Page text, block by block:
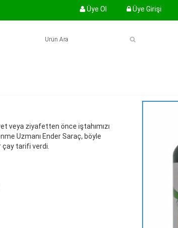
Üye Ol Üye Girişi
veya ziyafetten önce iştahımızı
Uzmanı Ender Saraç, böyle
çay tarifi verdi.